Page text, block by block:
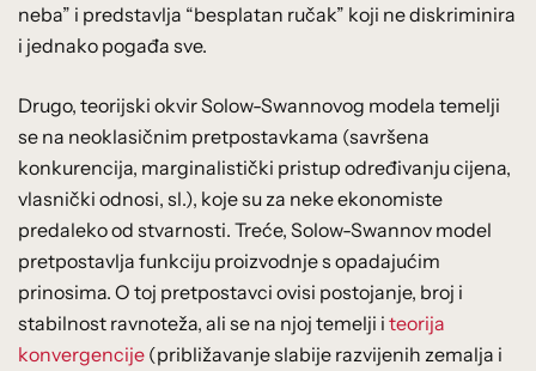
neba” i predstavlja “besplatan ručak” koji ne diskriminira
i jednako pogađa sve.
Drugo, teorijski okvir Solow-Swannovog modela temelji
se na neoklasičnim pretpostavkama (savršena
konkurencija, marginalistički pristup određivanju cijena,
vlasnički odnosi, sl.), koje su za neke ekonomiste
predaleko od stvarnosti. Treće, Solow-Swannov model
pretpostavlja funkciju proizvodnje s opadajućim
prinosima. O toj pretpostavci ovisi postojanje, broj i
stabilnost ravnoteža, ali se na njoj temelji i teorija
konvergencije (približavanje slabije razvijenih zemalja i